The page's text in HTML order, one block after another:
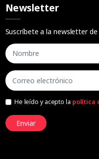
Newsletter
Suscríbete a la newsletter
He leído y acepto la política
Enviar